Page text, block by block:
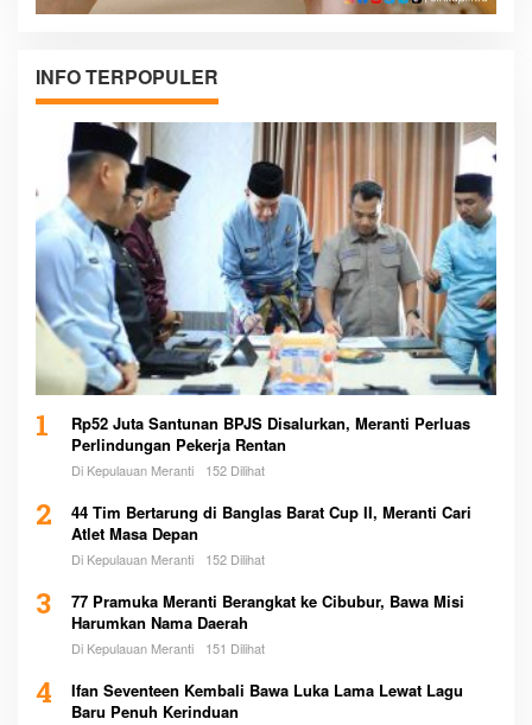
INFO TERPOPULER
1
Rp52 Juta Santunan BPJS Disalurkan, Meranti Perluas
Perlindungan Pekerja Rentan
Di Kepulauan Meranti 152 Dilihat
2
44 Tim Bertarung di Banglas Barat Cup II, Meranti Cari
Atlet Masa Depan
Di Kepulauan Meranti 152 Dilihat
3
77 Pramuka Meranti Berangkat ke Cibubur, Bawa Misi
Harumkan Nama Daerah
Di Kepulauan Meranti 151 Dilihat
4
Ifan Seventeen Kembali Bawa Luka Lama Lewat Lagu
Baru Penuh Kerinduan